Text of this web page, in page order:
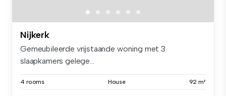
Nijkerk
Gemeubileerde vrijstaande woning met 3
slaapkamers gelege...
4 rooms House 92 m²